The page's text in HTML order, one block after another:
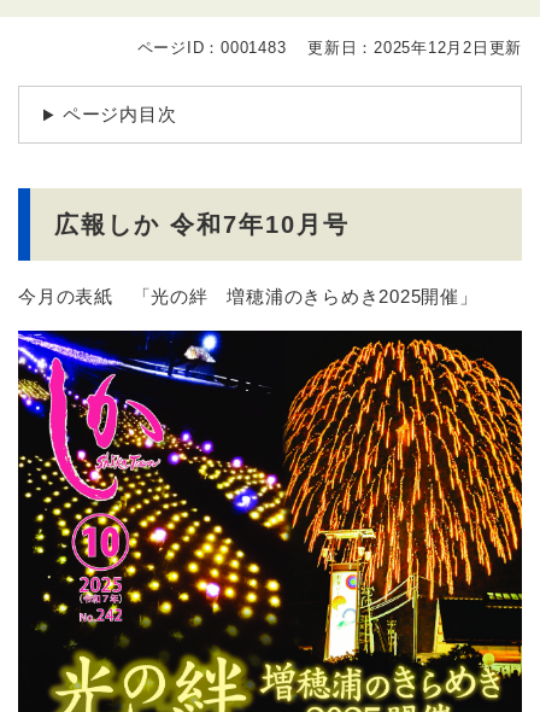
文
ページID：0001483 更新日：2025年12月2日更新
ページ内目次
広報しか 令和7年10月号
今月の表紙 「光の絆 増穂浦のきらめき2025開催」